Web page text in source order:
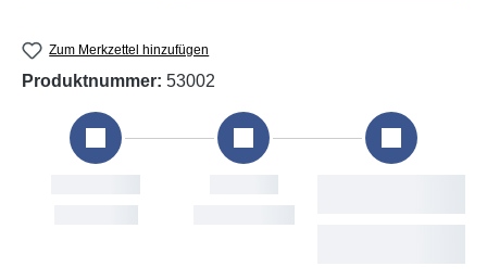
Zum Merkzettel hinzufügen
Produktnummer: 53002